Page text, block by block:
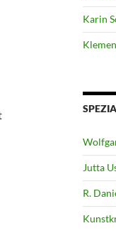
Karin
Jutta
R.